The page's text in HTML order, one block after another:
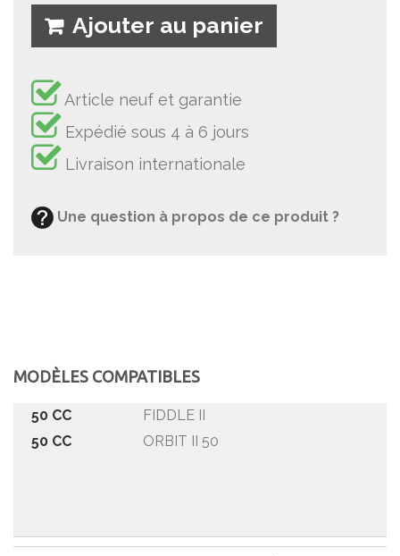
Ajouter au panier
Article neuf et garantie
Expédié sous 4 à 6 jours
Livraison internationale
Une question à propos de ce produit ?
MODÈLES COMPATIBLES
50 CC
FIDDLE II
50 CC
ORBIT II 50